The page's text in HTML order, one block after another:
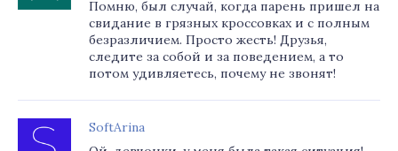
Помню, был случай, когда парень пришел на
свидание в грязных кроссовках и с полным
безразличием. Просто жесть! Друзья,
следите за собой и за поведением, а то
потом удивляетесь, почему не звонят!
SoftArina